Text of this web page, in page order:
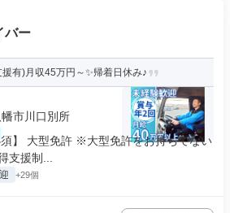
バー
有)月収45万円～✨帰着日休み♪
市川口別所
】 大型免許 ※大型免許をお持ちでない
支援制...
+29個